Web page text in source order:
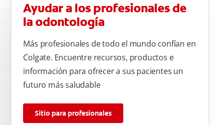
Ayudar a los profesionales de
la odontología
Más profesionales de todo el mundo confían en
Colgate. Encuentre recursos, productos e
información para ofrecer a sus pacientes un
futuro más saludable
Sitio para profesionales